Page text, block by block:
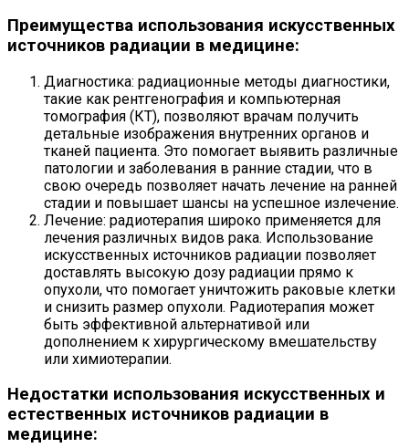
Преимущества использования искусственных
источников радиации в медицине:
Диагностика: радиационные методы диагностики,
такие как рентгенография и компьютерная
томография (КТ), позволяют врачам получить
детальные изображения внутренних органов и
тканей пациента. Это помогает выявить различные
патологии и заболевания в ранние стадии, что в
свою очередь позволяет начать лечение на ранней
стадии и повышает шансы на успешное излечение.
Лечение: радиотерапия широко применяется для
лечения различных видов рака. Использование
искусственных источников радиации позволяет
доставлять высокую дозу радиации прямо к
опухоли, что помогает уничтожить раковые клетки
и снизить размер опухоли. Радиотерапия может
быть эффективной альтернативой или
дополнением к хирургическому вмешательству
или химиотерапии.
Недостатки использования искусственных и
естественных источников радиации в
медицине: